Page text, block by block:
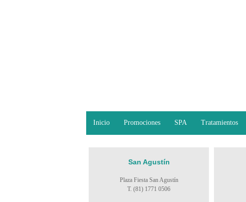
Inicio Promociones SPA Tratamientos
San Agustín
Plaza Fiesta San Agustín
T. (81) 1771 0506